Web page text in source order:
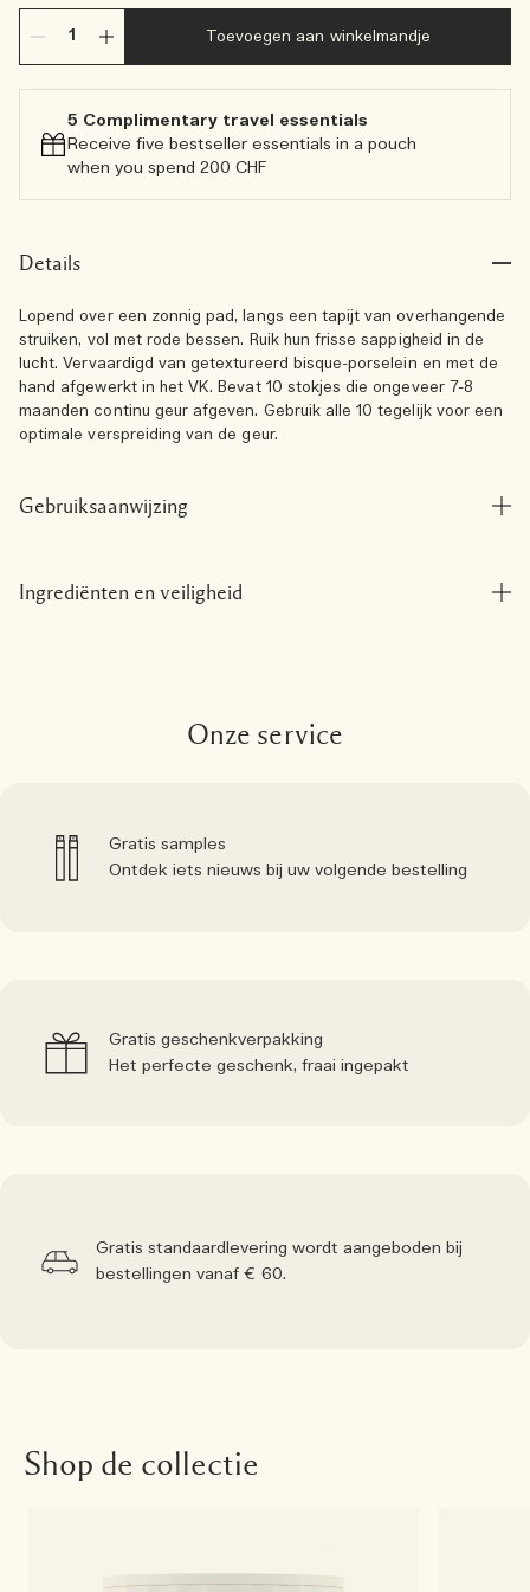
Toevoegen aan winkelmandje
5 Complimentary travel essentials​
Receive five bestseller essentials in a pouch
when you spend 200 CHF
Details
Lopend over een zonnig pad, langs een tapijt van overhangende
struiken, vol met rode bessen. Ruik hun frisse sappigheid in de
lucht. Vervaardigd van getextureerd bisque-porselein en met de
hand afgewerkt in het VK. Bevat 10 stokjes die ongeveer 7-8
maanden continu geur afgeven. Gebruik alle 10 tegelijk voor een
optimale verspreiding van de geur.
Gebruiksaanwijzing
Ingrediënten en veiligheid
Onze service
Gratis samples
Ontdek iets nieuws bij uw volgende bestelling
Gratis geschenkverpakking
Het perfecte geschenk, fraai ingepakt
Gratis standaardlevering wordt aangeboden bij
bestellingen vanaf € 60.
Shop de collectie